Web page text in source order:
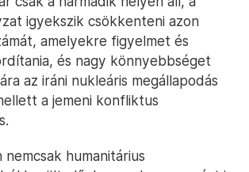
füstje – Fotó: Hamad I Mohammed / File
nem igazán ízlik sem Szaúd-
pedig a koronavírus-járvány előtti
csaknem 40 millió turistát
Ráadásul mindkét országot
egyre kevésbé baráti viszonyban